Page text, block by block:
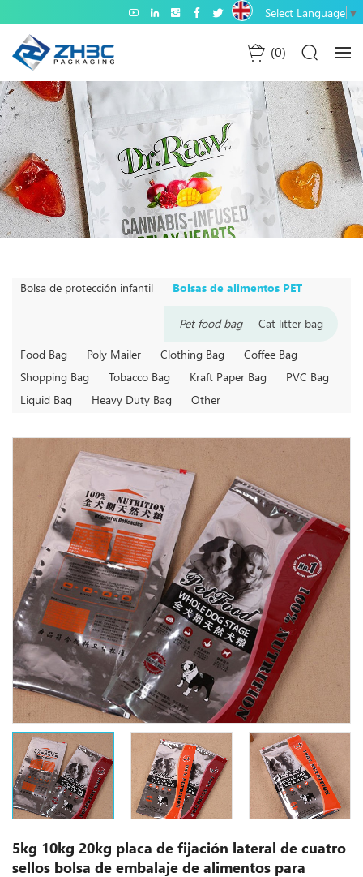
Select Language ▼
0
Bolsa de protección infantil Bolsas de alimentos PET
Pet food bag Cat litter bag
Food Bag Poly Mailer Clothing Bag
Coffee Bag
Shopping Bag
Tobacco Bag Kraft Paper Bag
PVC Bag
Liquid Bag
Heavy Duty Bag Other
5kg 10kg 20kg placa de fijación lateral de cuatro
sellos bolsa de embalaje de alimentos para